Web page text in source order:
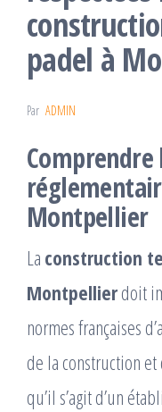
padel à
Par ADMIN
Comprendre
Montpellier
La construction
Montpellierdoit
normes françaises
de la construction
qu’il s’agit d’un